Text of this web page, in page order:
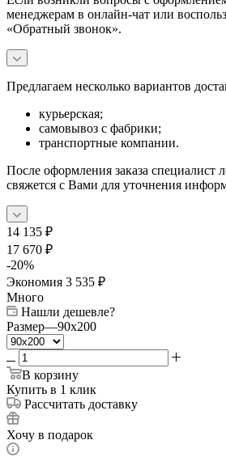
менеджерам в онлайн-чат или
«Обратный звонок».
Предлагаем несколько вариантов
курьерская;
самовывоз с фабрики;
транспортные компании.
После оформления заказа специалист
свяжется с Вами для уточнения
14 135 ₽
17 670 ₽
-20%
Экономия 3 535 ₽
Много
Нашли дешевле?
Размер—90x200
В корзину
Купить в 1 клик
Рассчитать доставку
Хочу в подарок